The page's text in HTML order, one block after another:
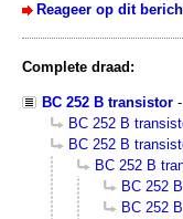
Reageer op dit
Complete draad:
BC 252 B transistor -
BC 252 B
BC 252 B
BC 252 B
BC 252
BC 252